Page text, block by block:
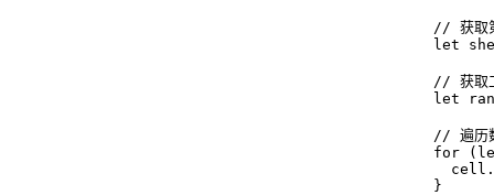
// 获取
let
// 获取
let
// 遍历
for
      }